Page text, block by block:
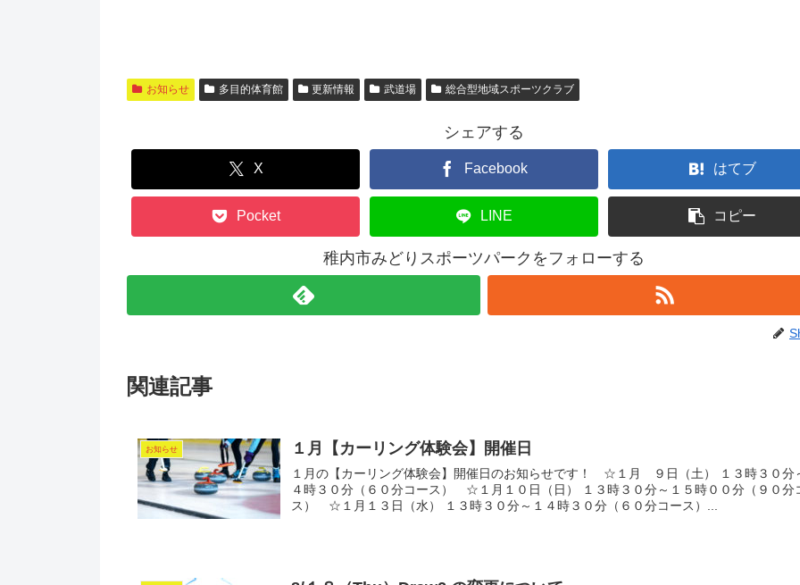
お知らせ 多目的体育館 更新情報 武道場 総合型地域スポーツクラブ
シェアする
X Facebook はてブ
Pocket LINE コピー
稚内市みどりスポーツパークをフォローする
関連記事
お知らせ １月【カーリング体験会】開催日
１月の【カーリング体験会】開催日のお知らせです！ ☆１月 ９日（土） １３時３０分
４時３０分（６０分コース） ☆１月１０日（日） １３時３０分～１５時００分（９０分
ス） ☆１月１３日（水） １３時３０分～１４時３０分（６０分コース）...